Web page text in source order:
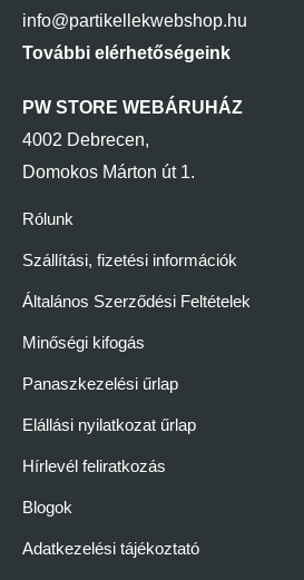
info@partikellekwebshop.hu
További elérhetőségeink
PW STORE WEBÁRUHÁZ
4002 Debrecen,
Domokos Márton út 1.
Rólunk
Szállítási, fizetési információk
Általános Szerződési Feltételek
Minőségi kifogás
Panaszkezelési űrlap
Elállási nyilatkozat űrlap
Hírlevél feliratkozás
Blogok
Adatkezelési tájékoztató